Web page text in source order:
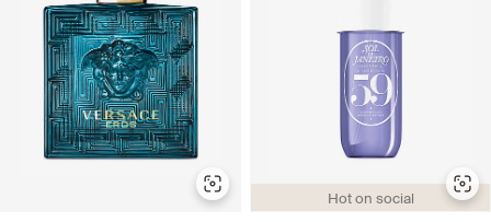
Hot on social